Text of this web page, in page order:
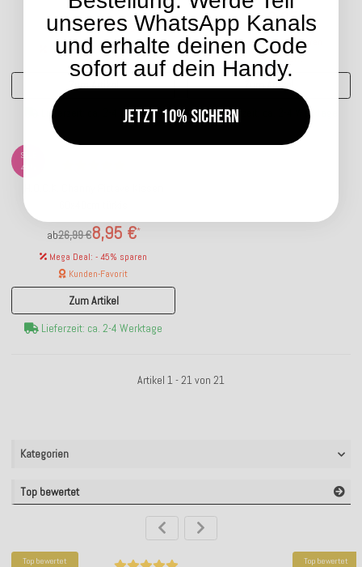
ab 8,95 €*
26,99 €
Mega Deal: - 45% sparen
Zum Artikel
Lieferzeit: ca. 2-4 Werktage
ab 8,95 €
26,99 €
Mega Deal: - 45% sparen
Kunden-Favorit
Zum Artikel
Lieferzeit: ca. 2-4 Werktage
SALE
45%
ab 8,95 €*
26,99 €
Mega Deal: - 45% sparen
Kunden-Favorit
Zum Artikel
Lieferzeit: ca. 2-4 Werktage
Artikel 1 - 21 von 21
Kategorien
Top bewertet
Top bewertet Top bewertet
unseres WhatsApp Kanals
und erhalte deinen Code
sofort auf dein Handy.
Jetzt 10% sichern